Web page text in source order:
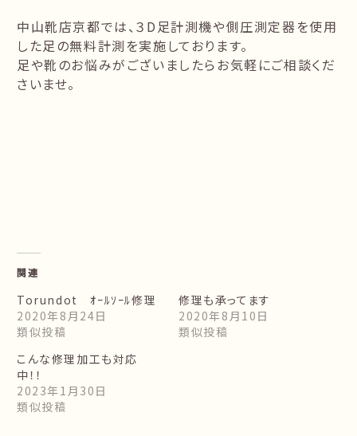
中山靴店京都では、３D足計測機や側圧測定器を使用
した足の無料計測を実施しております。
足や靴のお悩みがございましたらお気軽にご相談くだ
さいませ。
関連
Torundot ｵｰﾙｿｰﾙ修理
2020年8月24日
類似投稿
修理も承ってます
2020年8月10日
類似投稿
こんな修理加工も対応
中！！
2023年1月30日
類似投稿